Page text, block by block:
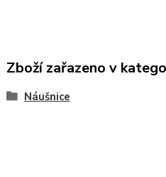
Zboží zařazeno v
Náušnice